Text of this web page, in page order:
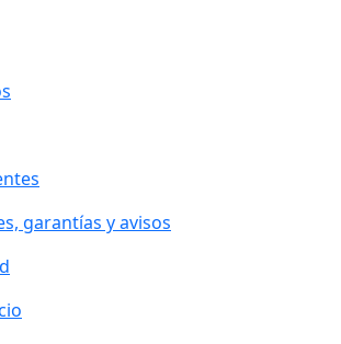
garantías y avisos